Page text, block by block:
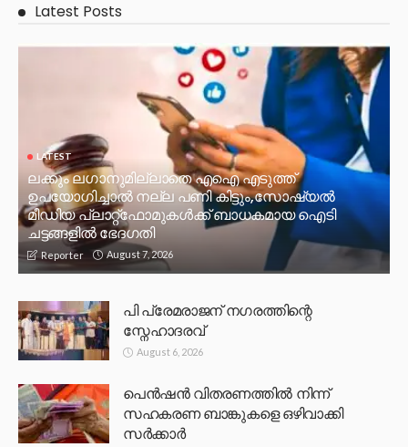
Latest Posts
LATEST
ലക്കും ലഗാനുമില്ലാതെ എഐ എടുത്ത്
ഉപയോഗിച്ചാല്‍ നല്ല പണി കിട്ടും,സോഷ്യല്‍
മീഡിയ പ്ലാറ്റ്‌ഫോമുകള്‍ക്ക് ബാധകമായ ഐടി
ചട്ടങ്ങളില്‍ ഭേദഗതി
Reporter August 7, 2026
പി പ്രേമരാജന് നഗരത്തിന്റെ
സ്നേഹാദരവ്
August 6, 2026
പെൻഷൻ വിതരണത്തിൽ നിന്ന്
സഹകരണ ബാങ്കുകളെ ഒഴിവാക്കി
സർക്കാർ